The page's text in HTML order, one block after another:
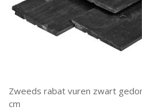
Zweeds rabat vuren zwart
cm